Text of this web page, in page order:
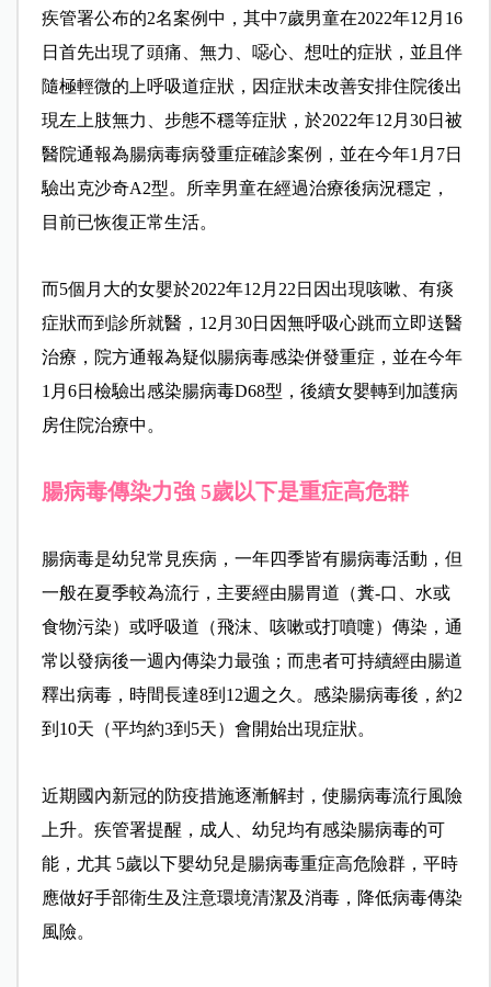
疾管署公布的2名案例中，其中7歲男童在2022年12月16
日首先出現了頭痛、無力、噁心、想吐的症狀，並且伴
隨極輕微的上呼吸道症狀，因症狀未改善安排住院後出
現左上肢無力、步態不穩等症狀，於2022年12月30日被
醫院通報為腸病毒病發重症確診案例，並在今年1月7日
驗出克沙奇A2型。所幸男童在經過治療後病況穩定，
目前已恢復正常生活。
而5個月大的女嬰於2022年12月22日因出現咳嗽、有痰
症狀而到診所就醫，12月30日因無呼吸心跳而立即送醫
治療，院方通報為疑似腸病毒感染併發重症，並在今年
1月6日檢驗出感染腸病毒D68型，後續女嬰轉到加護病
房住院治療中。
腸病毒傳染力強 5歲以下是重症高危群
腸病毒是幼兒常見疾病，一年四季皆有腸病毒活動，但
一般在夏季較為流行，主要經由腸胃道（糞-口、水或
食物污染）或呼吸道（飛沫、咳嗽或打噴嚏）傳染，通
常以發病後一週內傳染力最強；而患者可持續經由腸道
釋出病毒，時間長達8到12週之久。感染腸病毒後，約2
到10天（平均約3到5天）會開始出現症狀。
近期國內新冠的防疫措施逐漸解封，使腸病毒流行風險
上升。疾管署提醒，成人、幼兒均有感染腸病毒的可
能，尤其 5歲以下嬰幼兒是腸病毒重症高危險群，平時
應做好手部衛生及注意環境清潔及消毒，降低病毒傳染
風險。